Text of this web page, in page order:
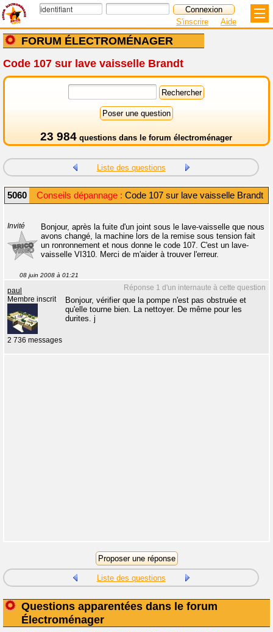
FORUM ÉLECTROMÉNAGER
S'inscrire Aide
Code 107 sur lave vaisselle Brandt
23 984 questions dans le forum électroménager
Liste des questions
5060 Conseils dépannage : Code 107 sur lave vaisselle Brandt
Invité
Bonjour, après la fuite d'un joint sous le lave-vaisselle que nous
avons changé, la machine lors de la remise sous tension fait
un ronronnement et nous donne le code 107. C'est un lave-
vaisselle VI310. Merci de m'aider à trouver l'erreur.
08 juin 2008 à 01:21
Réponse 1 d'un internaute à cette question
paul
Membre inscrit
2 736 messages
Bonjour, vérifier que la pompe n'est pas obstruée et
qu'elle tourne bien. La nettoyer. De même pour les
durites. j
Liste des questions
Questions apparentées dans le forum
Électroménager